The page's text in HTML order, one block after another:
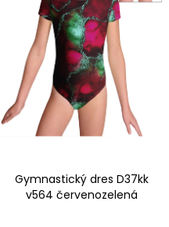
Gymnastický dres D37kk
v564 červenozelená